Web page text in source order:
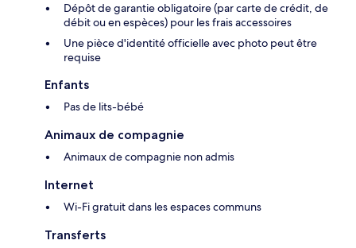
Dépôt de garantie obligatoire (par carte de crédit, de
débit ou en espèces) pour les frais accessoires
Une pièce d'identité officielle avec photo peut être
requise
Enfants
Pas de lits-bébé
Animaux de compagnie
Animaux de compagnie non admis
Internet
Wi-Fi gratuit dans les espaces communs
Transferts